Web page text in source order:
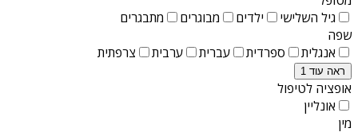
גיל השלישי
ילדים מבוגרים
מתבגרים
שפה
אנגלית
ספרדית עברית ערבית צרפתית
ראה עוד 1
אופציה לטיפול
אונליין
מין